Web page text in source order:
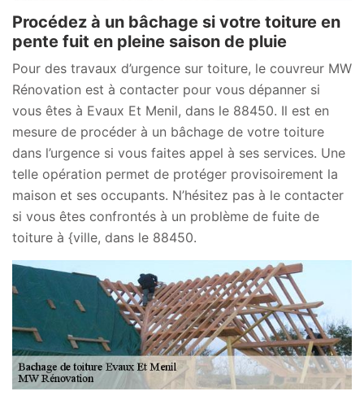
Procédez à un bâchage si votre toiture en
pente fuit en pleine saison de pluie
Pour des travaux d’urgence sur toiture, le couvreur MW
Rénovation est à contacter pour vous dépanner si
vous êtes à Evaux Et Menil, dans le 88450. Il est en
mesure de procéder à un bâchage de votre toiture
dans l’urgence si vous faites appel à ses services. Une
telle opération permet de protéger provisoirement la
maison et ses occupants. N’hésitez pas à le contacter
si vous êtes confrontés à un problème de fuite de
toiture à {ville, dans le 88450.